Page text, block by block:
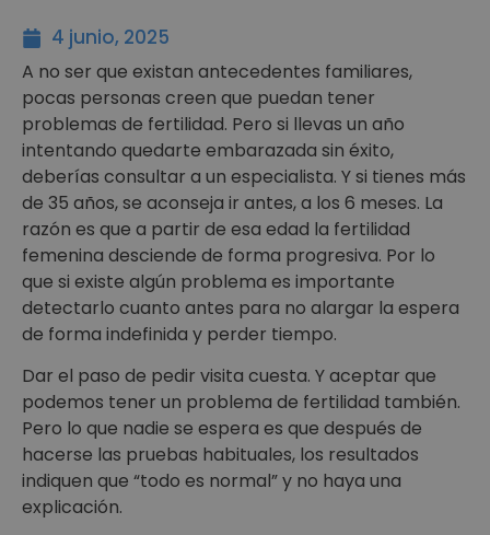
4 junio, 2025
A no ser que existan antecedentes familiares,
pocas personas creen que puedan tener
problemas de fertilidad. Pero si llevas un año
intentando quedarte embarazada sin éxito,
deberías consultar a un especialista. Y si tienes más
de 35 años, se aconseja ir antes, a los 6 meses. La
razón es que a partir de esa edad la fertilidad
femenina desciende de forma progresiva. Por lo
que si existe algún problema es importante
detectarlo cuanto antes para no alargar la espera
de forma indefinida y perder tiempo.
Dar el paso de pedir visita cuesta. Y aceptar que
podemos tener un problema de fertilidad también.
Pero lo que nadie se espera es que después de
hacerse las pruebas habituales, los resultados
indiquen que “todo es normal” y no haya una
explicación.